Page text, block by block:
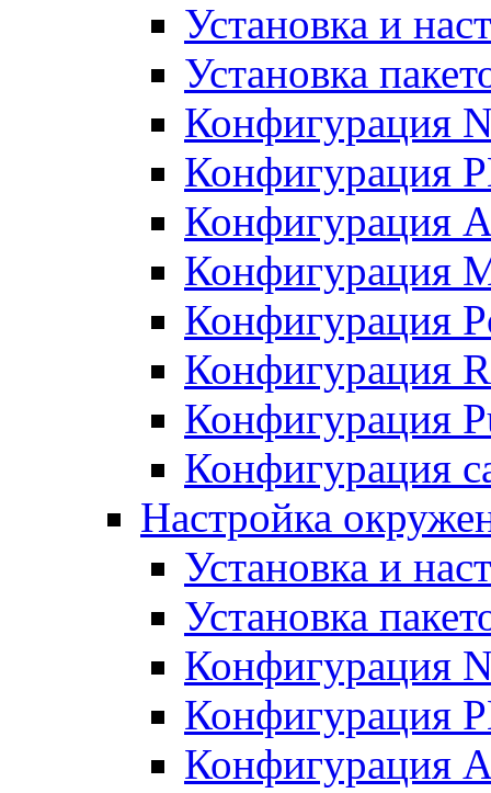
Установка и
Установка
Конфигурация
Конфигурация
Конфигурация
Конфигурация
Конфигурация
Конфигурация
Конфигурация
Конфигурация
Настройка
Установка и
Установка
Конфигурация
Конфигурация
Конфигурация